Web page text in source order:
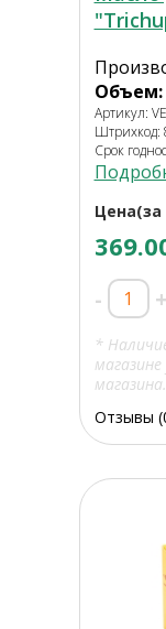
Объем:
Артикул:
Штрихкод:
Срок
- +
*
магазина.
Отзывы